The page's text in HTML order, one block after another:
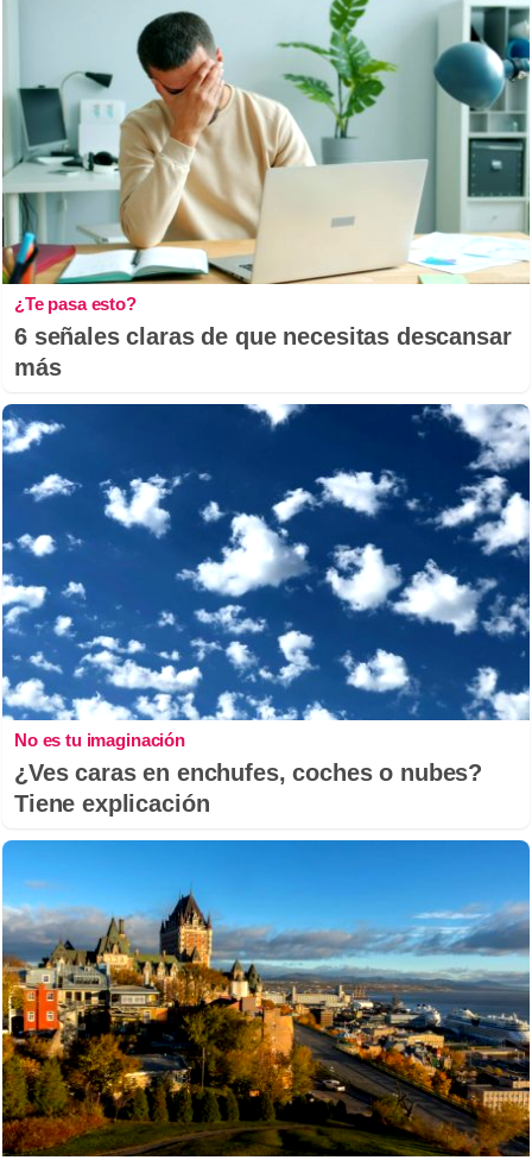
¿Te pasa esto?
6 señales claras de que necesitas descansar
más
No es tu imaginación
¿Ves caras en enchufes, coches o nubes?
Tiene explicación